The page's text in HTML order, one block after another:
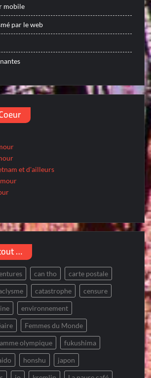
mobile
par le web
et d'ailleurs
…
can tho carte postale
catastrophe censure
environnement
Femmes du Monde
olympique fukushima
honshu japon